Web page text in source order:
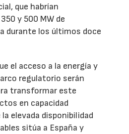
que habrían
y 500 MW de
durante los últimos doce
el acceso a la energía y
regulatorio serán
transformar este
en capacidad
elevada disponibilidad
sitúa a España y